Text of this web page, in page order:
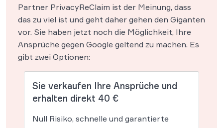
Partner PrivacyReClaim ist der Meinung, dass
das zu viel ist und geht daher gehen den Giganten
vor. Sie haben jetzt noch die Möglichkeit, Ihre
Ansprüche gegen Google geltend zu machen. Es
gibt zwei Optionen:
Sie verkaufen Ihre Ansprüche und
erhalten direkt 40 €
Null Risiko, schnelle und garantierte